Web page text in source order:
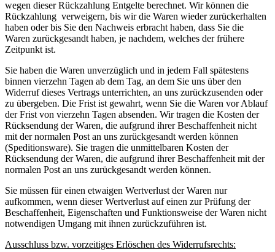
wegen dieser Rückzahlung Entgelte berechnet. Wir können die
Rückzahlung verweigern, bis wir die Waren wieder zurückerhalten
haben oder bis Sie den Nachweis erbracht haben, dass Sie die
Waren zurückgesandt haben, je nachdem, welches der frühere
Zeitpunkt ist.
Sie haben die Waren unverzüglich und in jedem Fall spätestens
binnen vierzehn Tagen ab dem Tag, an dem Sie uns über den
Widerruf dieses Vertrags unterrichten, an uns zurückzusenden oder
zu übergeben. Die Frist ist gewahrt, wenn Sie die Waren vor Ablauf
der Frist von vierzehn Tagen absenden. Wir tragen die Kosten der
Rücksendung der Waren, die aufgrund ihrer Beschaffenheit nicht
mit der normalen Post an uns zurückgesandt werden können
(Speditionsware). Sie tragen die unmittelbaren Kosten der
Rücksendung der Waren, die aufgrund ihrer Beschaffenheit mit der
normalen Post an uns zurückgesandt werden können.
Sie müssen für einen etwaigen Wertverlust der Waren nur
aufkommen, wenn dieser Wertverlust auf einen zur Prüfung der
Beschaffenheit, Eigenschaften und Funktionsweise der Waren nicht
notwendigen Umgang mit ihnen zurückzuführen ist.
Ausschluss bzw. vorzeitiges Erlöschen des Widerrufsrechts: